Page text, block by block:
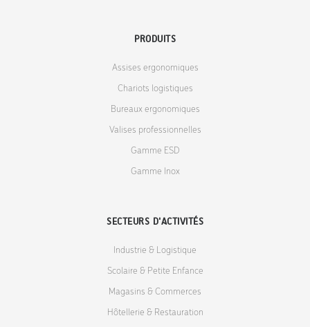
PRODUITS
Assises ergonomiques
Chariots logistiques
Bureaux ergonomiques
Valises professionnelles
Gamme ESD
Gamme Inox
SECTEURS D'ACTIVITÉS
Industrie & Logistique
Scolaire & Petite Enfance
Magasins & Commerces
Hôtellerie & Restauration